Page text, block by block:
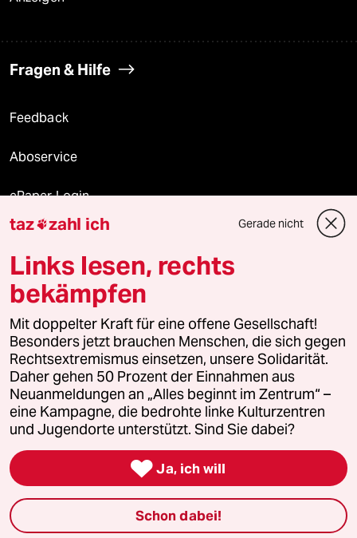
Fragen & Hilfe
Feedback
Aboservice
ePaper Login
Downloads für Abonnierende
© 2026 taz Verlags und Vertriebs GmbH
Alle Rechte vorbehalten. Bei rechtlichen Fragen oder für Genehmigungen
wenden Sie sich bitte an
lizenzen@taz.de
Feedback Redaktionsstatut Kommune-Richtlinien
Leitlinie Informant Datenschutz Impressum AGB
Seitenwende Einwilligungen widerrufen (Ads)
taz zahl ich Gerade nicht
Links lesen, rechts
bekämpfen
Mit doppelter Kraft für eine offene Gesellschaft!
Besonders jetzt brauchen Menschen, die sich gegen
Rechtsextremismus einsetzen, unsere Solidarität.
Daher gehen 50 Prozent der Einnahmen aus
Neuanmeldungen an „Alles beginnt im Zentrum“ –
eine Kampagne, die bedrohte linke Kulturzentren
und Jugendorte unterstützt. Sind Sie dabei?
 Ja, ich will
Schon dabei!